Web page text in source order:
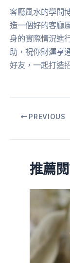
客廳風水的學問
造一個好的客廳
身的實際情況進
助，祝你財運亨
好友，一起打造
PREVIOUS
推薦